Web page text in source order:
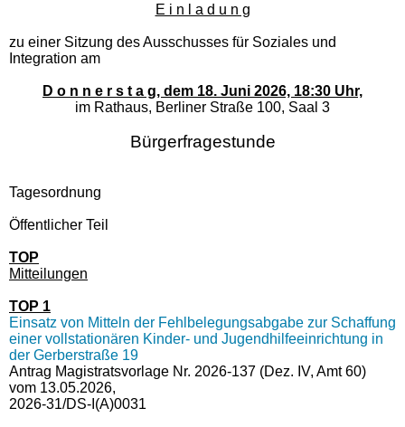
E i n l a d u n g
zu einer Sitzung des Ausschusses für Soziales und
Integration am
D o n n e r s t a g, dem 18. Juni 2026, 18:30 Uhr,
im Rathaus, Berliner Straße 100, Saal 3
Bürgerfragestunde
Tagesordnung
Öffentlicher Teil
TOP
Mitteilungen
TOP 1
Einsatz von Mitteln der Fehlbelegungsabgabe zur Schaffung
einer vollstationären Kinder- und Jugendhilfeeinrichtung in
der Gerberstraße 19
Antrag Magistratsvorlage Nr. 2026-137 (Dez. IV, Amt 60)
vom 13.05.2026,
2026-31/DS-I(A)0031